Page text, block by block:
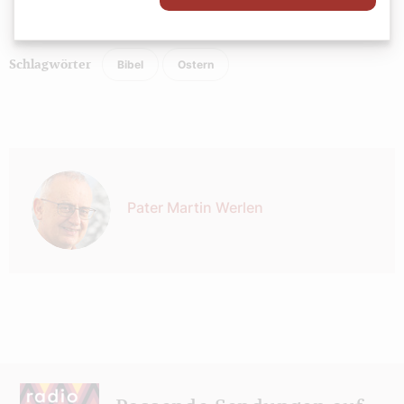
Schlagwörter Bibel Ostern
Pater Martin Werlen